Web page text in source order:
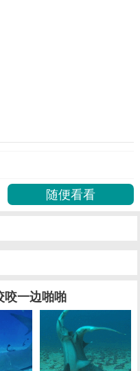
咬一边啪啪